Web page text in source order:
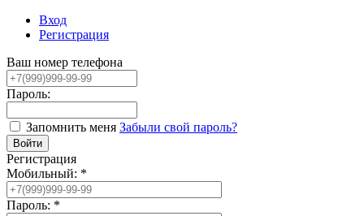
Вход
Регистрация
Ваш номер телефона
Пароль:
Запомнить меня Забыли свой пароль?
Регистрация
Мобильный: *
Пароль: *